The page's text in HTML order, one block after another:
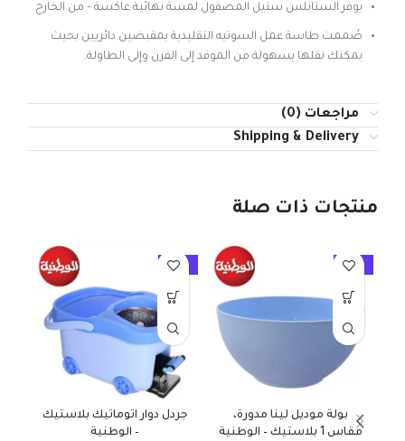
يوفر الستانلس ستيل المصقول لمسة نهائية عاكسة – من الخارج.
صُممت طاسة عمل السوتيه التقليدية بمقبضين دائريين بحيث
يمكنك نقلها بسهولة من الموقد إلى الفرن وإلى الطاولة.
مراجعات (0)
Shipping & Delivery
منتجات ذات صلة
-10%
بولة موديل لينا مدورة،
مقاس 1 بلاستيك – الوطنية
-10%
جردل دوار اتوماتيك بلاستيك
– الوطنية